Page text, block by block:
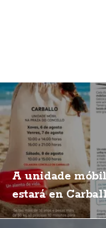
A unidade
estará en